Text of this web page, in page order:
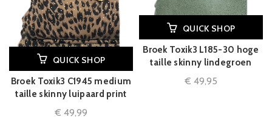
QUICK SHOP
Broek Toxik3 C1945 medium
taille skinny luipaard print
€ 49,99
QUICK SHOP
Broek Toxik3 L185-30 hoge
taille skinny lindegroen
€ 49,95